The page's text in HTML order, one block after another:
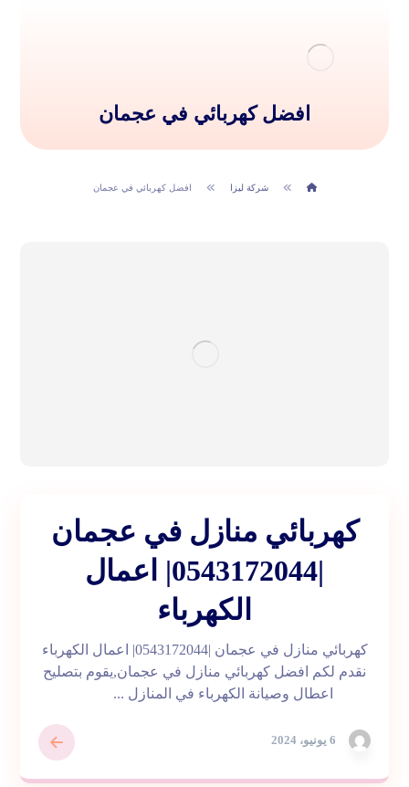
افضل كهربائي في عجمان
شركة ليزا افضل كهربائي في عجمان
كهربائي منازل في عجمان
|0543172044| اعمال
الكهرباء
6 يونيو، 2024
كهربائي منازل في عجمان |0543172044| اعمال الكهرباء
نقدم لكم افضل كهربائي منازل في عجمان,يقوم بتصليح
اعطال وصيانة الكهرباء في المنازل ...